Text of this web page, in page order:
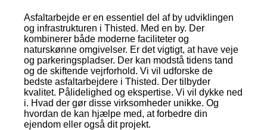
Asfaltarbejde er en essentiel del af by udviklingen
og infrastrukturen i Thisted. Med en by. Der
kombinerer både moderne faciliteter og
naturskønne omgivelser. Er det vigtigt, at have veje
og parkeringspladser. Der kan modstå tidens tand
og de skiftende vejrforhold. Vi vil udforske de
bedste asfaltarbejdere i Thisted. Der tilbyder
kvalitet. Pålidelighed og ekspertise. Vi vil dykke ned
i. Hvad der gør disse virksomheder unikke. Og
hvordan de kan hjælpe med, at forbedre din
ejendom eller også dit projekt.